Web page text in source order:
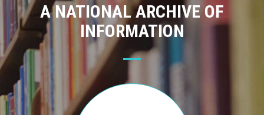
A NATIONAL ARCHIVE OF
INFORMATION